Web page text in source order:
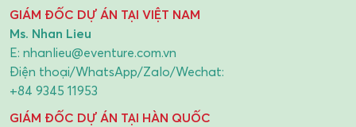
GIÁM ĐỐC DỰ ÁN TẠI VIỆT NAM
Ms. Nhan Lieu
E: nhanlieu@eventure.com.vn
Điện thoại/WhatsApp/Zalo/Wechat:
+84 9345 11953
GIÁM ĐỐC DỰ ÁN TẠI HÀN QUỐC